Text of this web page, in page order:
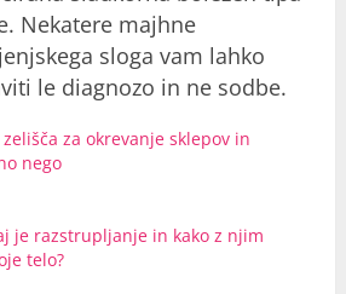
Nekatere majhne
sloga vam lahko
le diagnozo in ne sodbe.
za okrevanje sklepov in
nego
je razstrupljanje in kako z njim
telo?